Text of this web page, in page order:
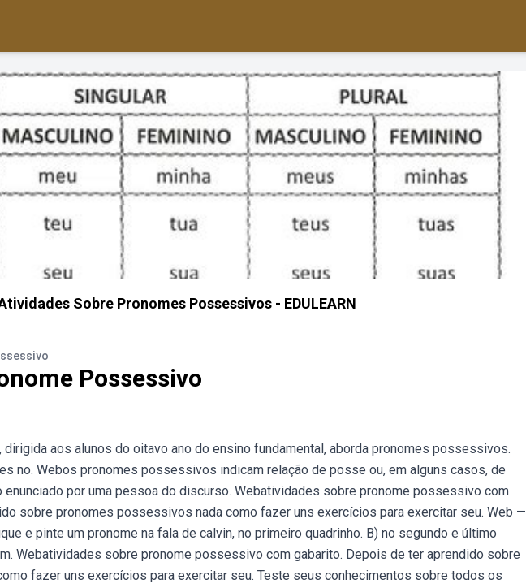
Sobre Pronomes Possessivos - EDULEARN
Possessivo
aos alunos do oitavo ano do ensino fundamental, aborda pronomes possessivos.
no. Webos pronomes possessivos indicam relação de posse ou, em alguns casos, de
por uma pessoa do discurso. Webatividades sobre pronome possessivo com
sobre pronomes possessivos nada como fazer uns exercícios para exercitar seu. Web —
e pinte um pronome na fala de calvin, no primeiro quadrinho. B) no segundo e último
Webatividades sobre pronome possessivo com gabarito. Depois de ter aprendido sobre
fazer uns exercícios para exercitar seu. Teste seus conhecimentos sobre todos os